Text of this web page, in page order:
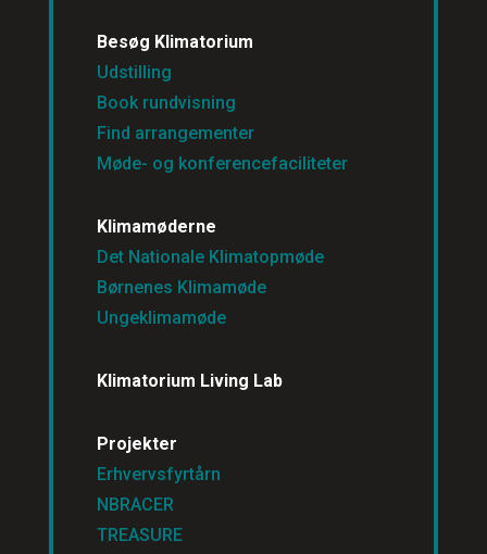
Besøg Klimatorium
Udstilling
Book rundvisning
Find arrangementer
Møde- og konferencefaciliteter
Klimamøderne
Det Nationale Klimatopmøde
Børnenes Klimamøde
Ungeklimamøde
Klimatorium Living Lab
Projekter
Erhvervsfyrtårn
NBRACER
TREASURE